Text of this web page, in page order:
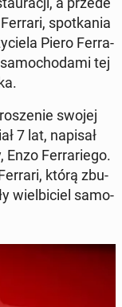
spo­tka­nia
Piero Fer­ra­
tej
swojej
7 lat, napisał
Enzo Fer­ra­rie­go.
którą zbu­
wiel­bi­ciel sa­mo­